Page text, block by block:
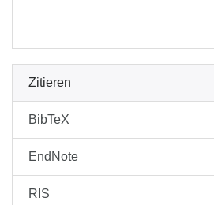
Zitieren
BibTeX
EndNote
RIS